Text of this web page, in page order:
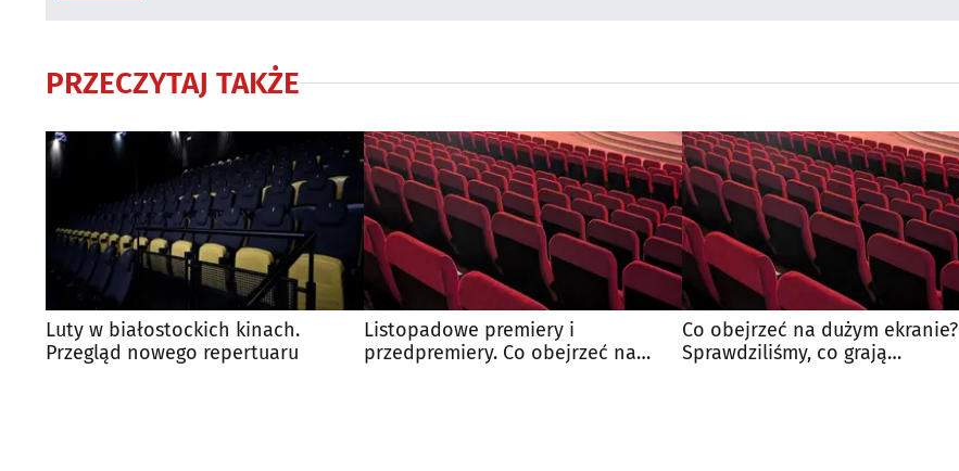
PRZECZYTAJ TAKŻE
Luty w białostockich kinach.
Przegląd nowego repertuaru
Listopadowe premiery i
przedpremiery. Co obejrzeć na
Co obejrzeć na dużym ekranie?
Sprawdziliśmy, co grają